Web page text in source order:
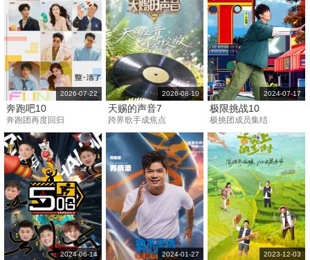
奔跑吧10
奔跑团再度回归
2026-07-22
天赐的声音7
跨界歌手成焦点
2026-08-10
极限挑战10
极挑团成员集结
2024-07-17
2024-06-14 2024-01-27 2023-12-03